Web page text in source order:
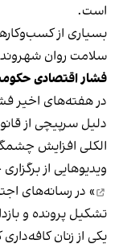
است.
بسیاری از
سلامت روان
فشار اقتصادی
در هفته‌های اخیر
دلیل سرپیچی از
الکلی افزایش
ویدیوهایی از
» در رسانه‌های
تشکیل پرونده و
یکی از زنان